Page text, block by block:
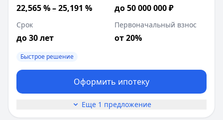
22,565 % – 25,191 % до 50 000 000 ₽
Срок
до 30 лет
Первоначальный взнос
от 20%
Быстрое решение
Оформить ипотеку
Еще 1 предложение